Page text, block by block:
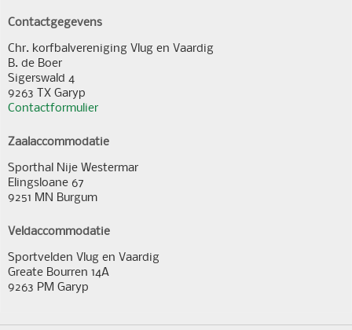
Contactgegevens
Chr. korfbalvereniging Vlug en Vaardig
B. de Boer
Sigerswald 4
9263 TX Garyp
Contactformulier
Zaalaccommodatie
Sporthal Nije Westermar
Elingsloane 67
9251 MN Burgum
Veldaccommodatie
Sportvelden Vlug en Vaardig
Greate Bourren 14A
9263 PM Garyp